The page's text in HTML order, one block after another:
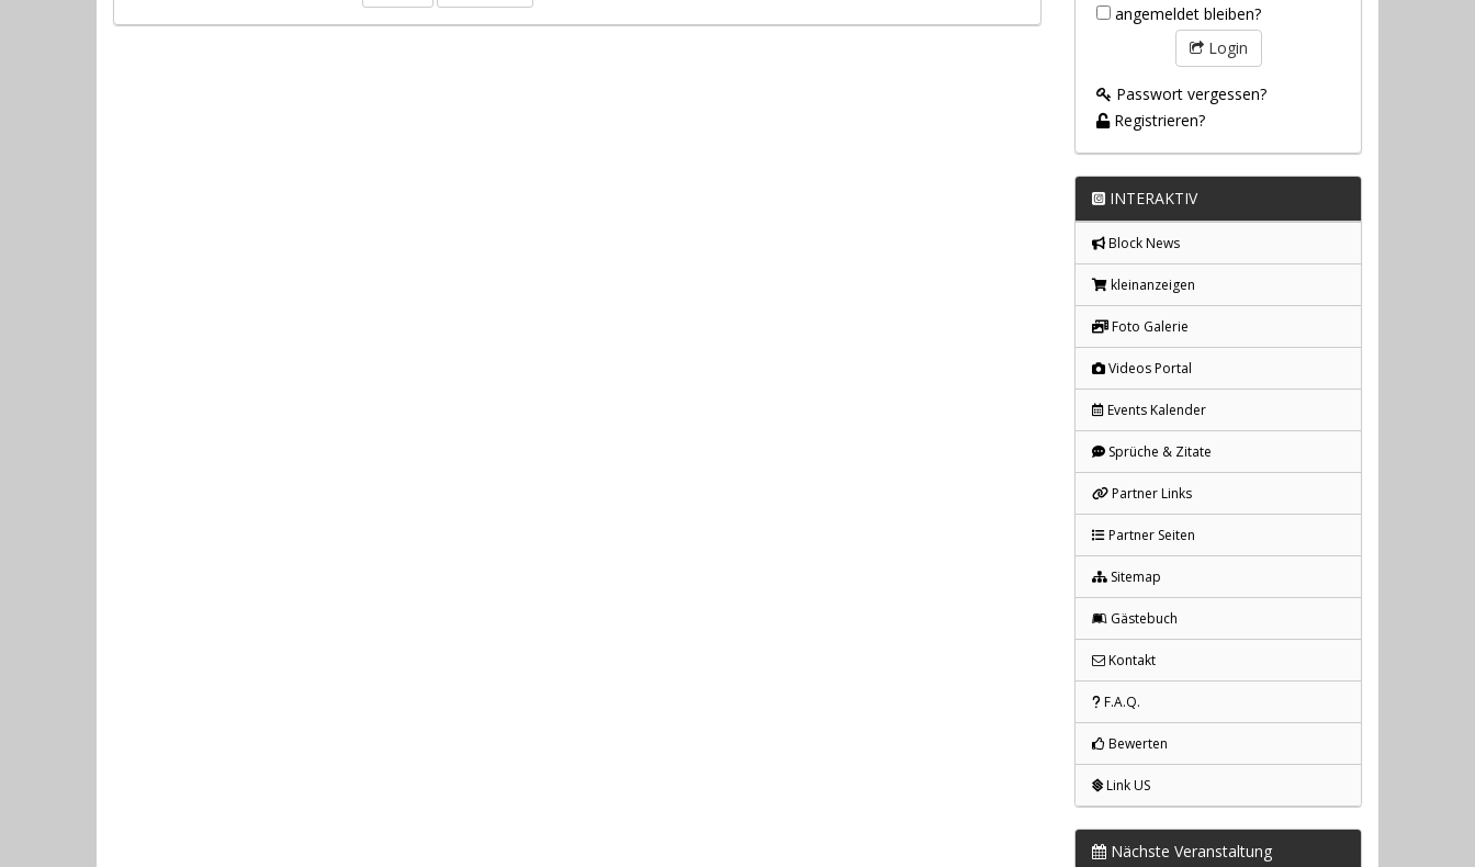
angemeldet bleiben?
Login
Passwort vergessen?
Registrieren?
INTERAKTIV
Block News
kleinanzeigen
Foto Galerie
Videos Portal
Events Kalender
Sprüche & Zitate
Partner Links
Partner Seiten
Sitemap
Gästebuch
Kontakt
F.A.Q.
Bewerten
Link US
Nächste Veranstaltung